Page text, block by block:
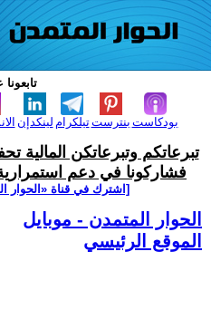
لينكدإن تيلكرامبنترست بودكاست
تبرعاتكم وتبرعاتكن المالية
فشاركونا في دعم
[اشترك في قناة ‫«الحوار
الحوار المتمدن - موبايل
الموقع الرئيسي